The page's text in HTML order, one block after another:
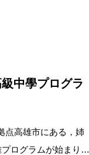
中學プログラ
点高雄市にある，姉
ログラムが始まりま